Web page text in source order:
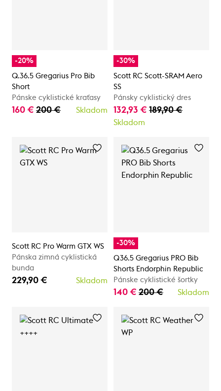
-20%
Q.36.5 Gregarius Pro Bib
Short
Pánske cyklistické kraťasy
160 € 200 € Skladom
-30%
Scott RC Scott-SRAM Aero
SS
Pánsky cyklistický dres
132,93 € 189,90 €
Skladom
Scott RC Pro Warm GTX WS
Pánska zimná cyklistická
bunda
229,90 € Skladom
-30%
Q36.5 Gregarius PRO Bib
Shorts Endorphin Republic
Pánske cyklistické šortky
140 € 200 € Skladom